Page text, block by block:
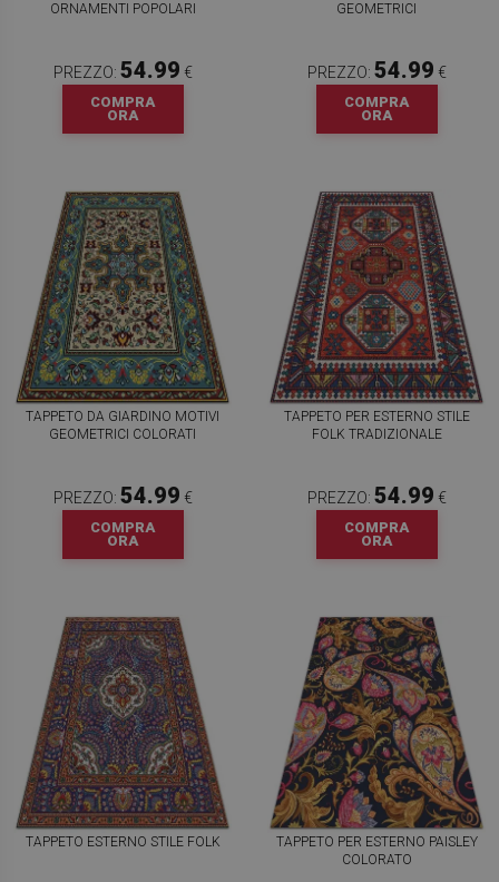
ORNAMENTI POPOLARI
PREZZO: 54.99 €
COMPRA
ORA
GEOMETRICI
PREZZO: 54.99 €
COMPRA
ORA
TAPPETO DA GIARDINO MOTIVI
GEOMETRICI COLORATI
PREZZO: 54.99 €
COMPRA
ORA
TAPPETO PER ESTERNO STILE
FOLK TRADIZIONALE
PREZZO: 54.99 €
COMPRA
ORA
TAPPETO ESTERNO STILE FOLK
TAPPETO PER ESTERNO PAISLEY
COLORATO